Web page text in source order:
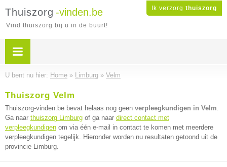
Ik verzorg thuiszorg
Thuiszorg -vinden.be
Vind thuiszorg bij u in de buurt!
U bent nu hier: Home » Limburg » Velm
Thuiszorg Velm
Thuiszorg-vinden.be bevat helaas nog geen verpleegkundigen in Velm.
Ga naar thuiszorg Limburg of ga naar direct contact met
verpleegkundigen om via één e-mail in contact te komen met meerdere
verpleegkundigen tegelijk. Hieronder worden nu resultaten getoond uit de
provincie Limburg.